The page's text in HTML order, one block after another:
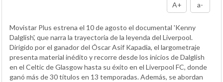
A+ a-
Movistar Plus estrena el 10 de agosto el documental 'Kenny
Dalglish', que narra la trayectoria de la leyenda del Liverpool.
Dirigido por el ganador del Óscar Asif Kapadia, el largometraje
presenta material inédito y recorre desde los inicios de Dalglish
en el Celtic de Glasgow hasta su éxito en el Liverpool FC, donde
ganó más de 30 títulos en 13 temporadas. Además, se abordan